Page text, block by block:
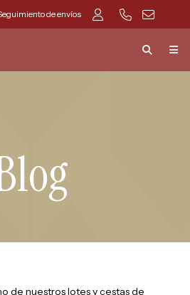
de envíos
de nuestros lotes y cestas de